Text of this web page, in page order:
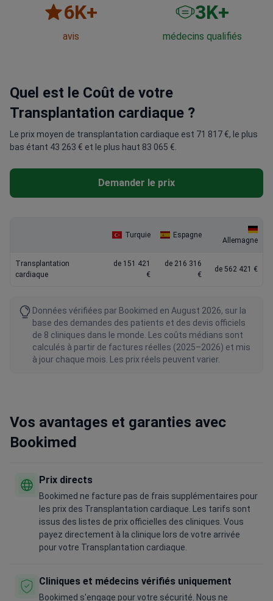
6K+
avis
3K+
médecins qualifiés
Quel est le Coût de votre
Transplantation cardiaque ?
Le prix moyen de transplantation cardiaque est 71 817 €, le plus
bas étant 43 263 € et le plus haut 83 065 €.
Demander le prix
Turquie Espagne
Allemagne
Transplantation
cardiaque
de 151 421
€
de 216 316
€
de 562 421 €
Données vérifiées par Bookimed en August 2026, sur la
base des demandes des patients et des devis officiels
de 8 cliniques dans le monde. Les coûts médians sont
calculés à partir de factures réelles (2025–2026) et mis
à jour chaque mois. Les prix réels peuvent varier.
Vos avantages et garanties avec
Bookimed
Prix directs
Bookimed ne facture pas de frais supplémentaires pour
les prix des Transplantation cardiaque. Les tarifs sont
issus des listes de prix officielles des cliniques. Vous
payez directement à la clinique lors de votre arrivée
pour votre Transplantation cardiaque.
Cliniques et médecins vérifiés uniquement
Bookimed s'engage pour votre sécurité. Nous ne